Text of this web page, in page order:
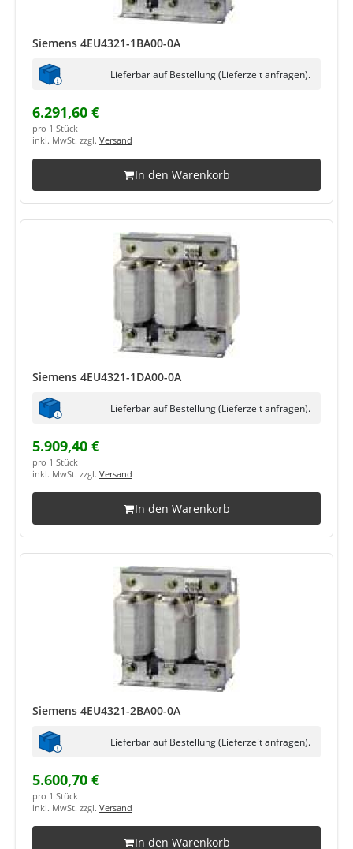
Siemens 4EU4321-1BA00-0A
Lieferbar auf Bestellung (Lieferzeit anfragen).
6.291,60 €
pro 1 Stück
inkl. MwSt. zzgl. Versand
In den Warenkorb
Siemens 4EU4321-1DA00-0A
Lieferbar auf Bestellung (Lieferzeit anfragen).
5.909,40 €
pro 1 Stück
inkl. MwSt. zzgl. Versand
In den Warenkorb
Siemens 4EU4321-2BA00-0A
Lieferbar auf Bestellung (Lieferzeit anfragen).
5.600,70 €
pro 1 Stück
inkl. MwSt. zzgl. Versand
In den Warenkorb